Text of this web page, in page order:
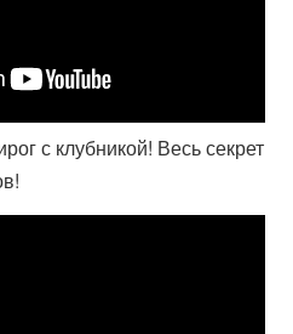
с клубникой! Весь секрет